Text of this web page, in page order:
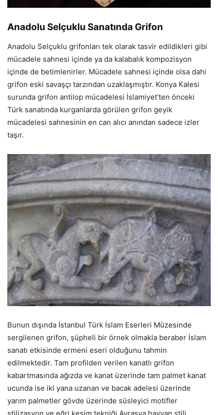
Anadolu Selçuklu Sanatında Grifon
Anadolu Selçuklu grifonları tek olarak tasvir edildikleri gibi
mücadele sahnesi içinde ya da kalabalık kompozisyon
içinde de betimlenirler. Mücadele sahnesi içinde olsa dahi
grifon eski savaşçı tarzından uzaklaşmıştır. Konya Kalesi
surunda grifon antilop mücadelesi İslamiyet’ten önceki
Türk sanatında kurganlarda görülen grifon geyik
mücadelesi sahnesinin en can alıcı anından sadece izler
taşır.
Bunun dışında İstanbul Türk İslam Eserleri Müzesinde
sergilenen grifon, şüpheli bir örnek olmakla beraber İslam
sanatı etkisinde ermeni eseri olduğunu tahmin
edilmektedir. Tam profilden verilen kanatlı grifon
kabartmasında ağızda ve kanat üzerinde tam palmet kanat
ucunda ise iki yana uzanan ve bacak adelesi üzerinde
yarım palmetler gövde üzerinde süsleyici motifler